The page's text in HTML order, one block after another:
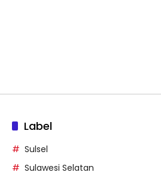
Label
Sulsel
Sulawesi Selatan